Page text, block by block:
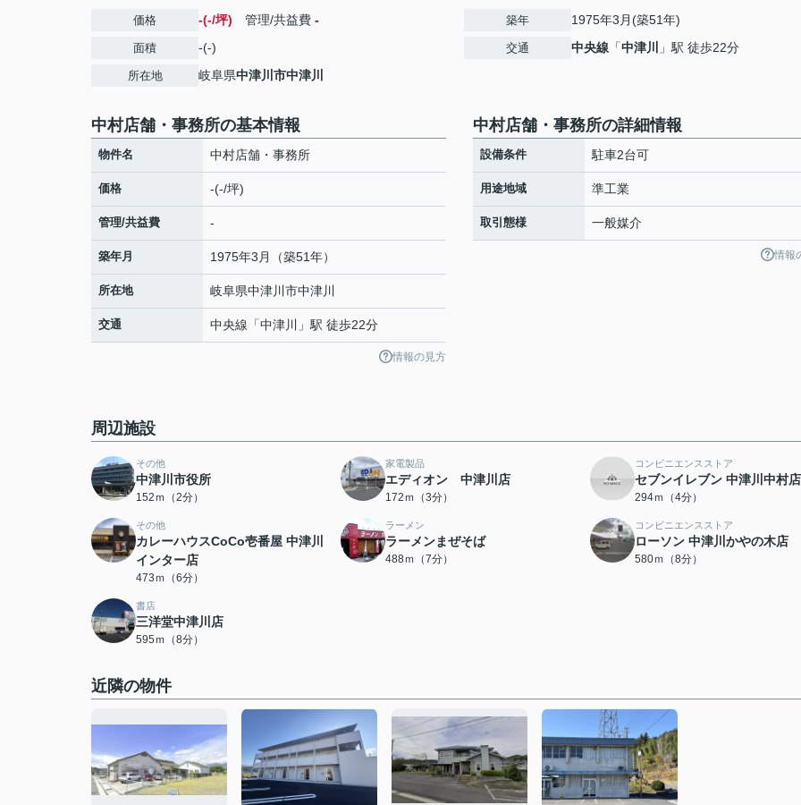
価格 -(-/坪) 管理/共益費 -
面積 -(-)
所在地 岐阜県中津川市中津川
築年 1975年3月(築51年)
交通 中央線 「中津川 」駅 徒歩22分
中村店舗・事務所の基本情報
物件名 中村店舗・事務所
価格 -(-/坪)
管理/共益費 -
築年月 1975年3月（築51年）
所在地 岐阜県中津川市中津川
交通 中央線 「中津川 」駅 徒歩22分
情報の見方
中村店舗・事務所の詳細情報
設備条件 駐車2台可
用途地域 準工業
取引態様 一般媒介
情報
周辺施設
その他
中津川市役所
152ｍ（2分）
家電製品
エディオン 中津川店
172ｍ（3分）
コンビニエンスストア
セブンイレブン 中津川中村店
294ｍ（4分）
その他
カレーハウスCoCo壱番屋 中津川
インター店
473ｍ（6分）
ラーメン
ラーメンまぜそば
488ｍ（7分）
コンビニエンスストア
ローソン 中津川かやの木店
580ｍ（8分）
書店
三洋堂中津川店
595ｍ（8分）
近隣の物件